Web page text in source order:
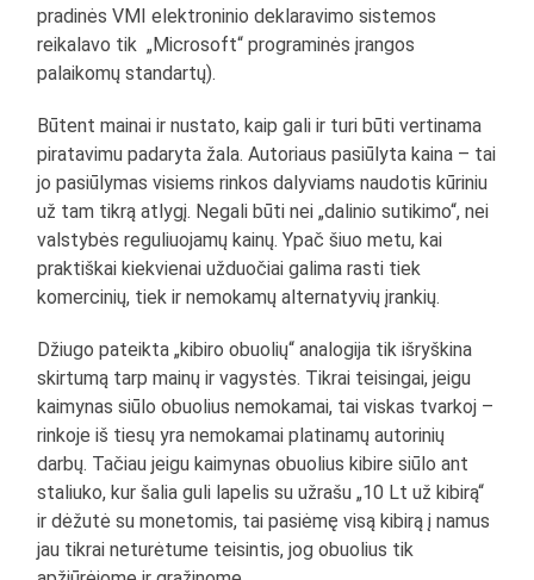
pradinės VMI elektroninio deklaravimo sistemos
reikalavo tik „Microsoft“ programinės įrangos
palaikomų standartų).
Būtent mainai ir nustato, kaip gali ir turi būti vertinama
piratavimu padaryta žala. Autoriaus pasiūlyta kaina – tai
jo pasiūlymas visiems rinkos dalyviams naudotis kūriniu
už tam tikrą atlygį. Negali būti nei „dalinio sutikimo“, nei
valstybės reguliuojamų kainų. Ypač šiuo metu, kai
praktiškai kiekvienai užduočiai galima rasti tiek
komercinių, tiek ir nemokamų alternatyvių įrankių.
Džiugo pateikta „kibiro obuolių“ analogija tik išryškina
skirtumą tarp mainų ir vagystės. Tikrai teisingai, jeigu
kaimynas siūlo obuolius nemokamai, tai viskas tvarkoj –
rinkoje iš tiesų yra nemokamai platinamų autorinių
darbų. Tačiau jeigu kaimynas obuolius kibire siūlo ant
staliuko, kur šalia guli lapelis su užrašu „10 Lt už kibirą“
ir dėžutė su monetomis, tai pasiėmę visą kibirą į namus
jau tikrai neturėtume teisintis, jog obuolius tik